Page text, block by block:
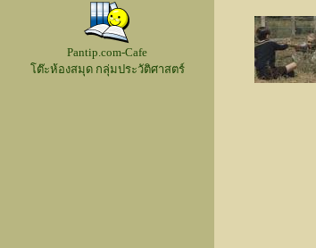
Pantip.com-Cafe
โต๊ะห้องสมุด กลุ่มประวัติศาสตร์